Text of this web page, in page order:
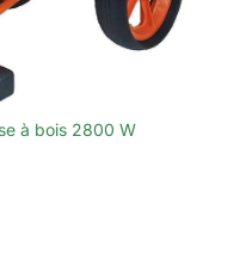
à bois 2800 W